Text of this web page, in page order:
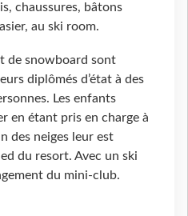
chaussures, bâtons
au ski room.
de snowboard sont
diplômés d’état à des
Les enfants
en étant pris en charge à
des neiges leur est
du resort. Avec un ski
du mini-club.